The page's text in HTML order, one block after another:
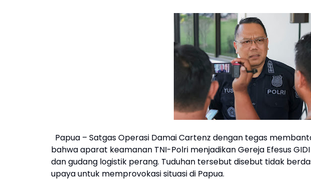
Papua – Satgas Operasi Damai Cartenz dengan tegas
bahwa aparat keamanan TNI-Polri menjadikan Gereja Efesus
dan gudang logistik perang. Tuduhan tersebut disebut tidak
upaya untuk memprovokasi situasi di Papua.